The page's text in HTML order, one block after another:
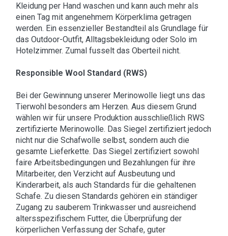
Kleidung per Hand waschen und kann auch mehr als
einen Tag mit angenehmem Körperklima getragen
werden. Ein essenzieller Bestandteil als Grundlage für
das Outdoor-Outfit, Alltagsbekleidung oder Solo im
Hotelzimmer. Zumal fusselt das Oberteil nicht.
Responsible Wool Standard (RWS)
Bei der Gewinnung unserer Merinowolle liegt uns das
Tierwohl besonders am Herzen. Aus diesem Grund
wählen wir für unsere Produktion ausschließlich RWS
zertifizierte Merinowolle. Das Siegel zertifiziert jedoch
nicht nur die Schafwolle selbst, sondern auch die
gesamte Lieferkette. Das Siegel zertifiziert sowohl
faire Arbeitsbedingungen und Bezahlungen für ihre
Mitarbeiter, den Verzicht auf Ausbeutung und
Kinderarbeit, als auch Standards für die gehaltenen
Schafe. Zu diesen Standards gehören ein ständiger
Zugang zu sauberem Trinkwasser und ausreichend
altersspezifischem Futter, die Überprüfung der
körperlichen Verfassung der Schafe, guter